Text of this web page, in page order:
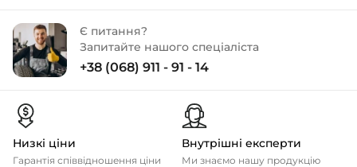
Є питання?
Запитайте нашого спеціаліста
+38 (068) 911 - 91 - 14
Низкі ціни
Гарантія співвідношення ціни
Внутрішні експерти
Ми знаємо нашу продукцію